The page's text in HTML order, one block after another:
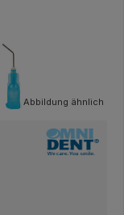
Abbildung ähnlich